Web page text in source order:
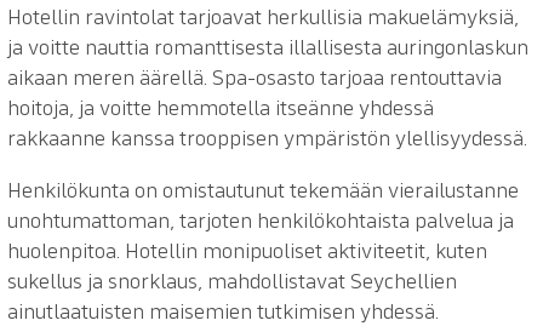
Hotellin ravintolat tarjoavat herkullisia makuelämyksiä,
ja voitte nauttia romanttisesta illallisesta auringonlaskun
aikaan meren äärellä. Spa-osasto tarjoaa rentouttavia
hoitoja, ja voitte hemmotella itseänne yhdessä
rakkaanne kanssa trooppisen ympäristön ylellisyydessä.
Henkilökunta on omistautunut tekemään vierailustanne
unohtumattoman, tarjoten henkilökohtaista palvelua ja
huolenpitoa. Hotellin monipuoliset aktiviteetit, kuten
sukellus ja snorklaus, mahdollistavat Seychellien
ainutlaatuisten maisemien tutkimisen yhdessä.